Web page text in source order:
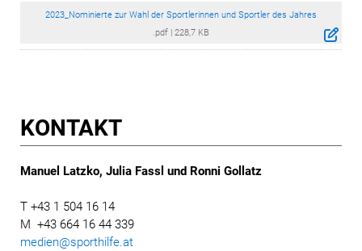
2023_Nominierte zur Wahl der Sportlerinnen und Sportler des Jahres
.pdf
228,7 KB
KONTAKT
Manuel Latzko, Julia Fassl und Ronni Gollatz
T +43 1 504 16 14
M +43 664 16 44 339
medien@sporthilfe.at